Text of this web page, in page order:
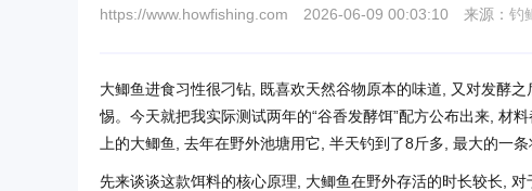
https://www.howfishing.com 2026-06-09 00:03:10 来源： 钓
大鲫鱼进食习性很刁钻, 既喜欢天然谷物原本的味道, 又对发酵
惕。今天就把我实际测试两年的“谷香发酵饵”配方公布出来, 材
上的大鲫鱼, 去年在野外池塘用它, 半天钓到了8斤多, 最大的一条
先来谈谈这款饵料的核心原理, 大鲫鱼在野外存活的时长较长,